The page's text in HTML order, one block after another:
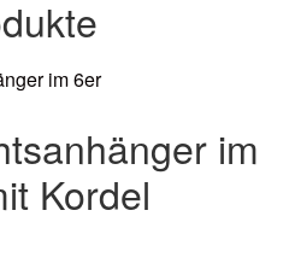
im
Kordel